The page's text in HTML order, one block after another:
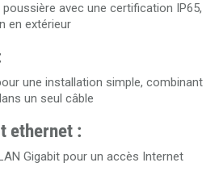
avec une certification IP65,
en extérieur
une installation simple, combinant
un seul câble
ethernet :
Gigabit pour un accès Internet